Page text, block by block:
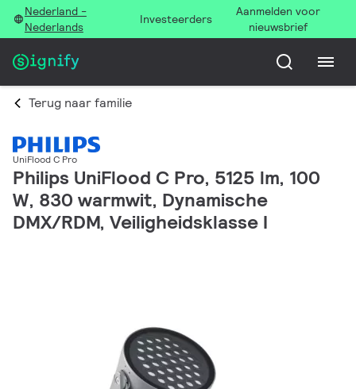
Nederland -
Nederlands
Investeerders
Aanmelden voor
nieuwsbrief
Terug naar familie
UniFlood C Pro
Philips UniFlood C Pro, 5125 lm, 100
W, 830 warmwit, Dynamische
DMX/RDM, Veiligheidsklasse I